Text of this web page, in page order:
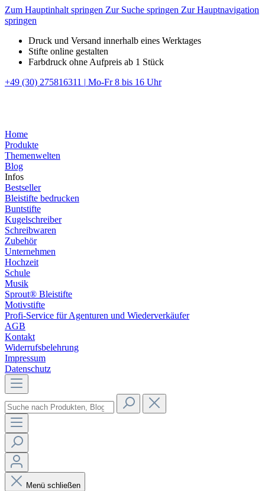
Zum Hauptinhalt springen Zur Suche springen Zur Hauptnavigation
springen
Druck und Versand innerhalb eines Werktages
Stifte online gestalten
Farbdruck ohne Aufpreis ab 1 Stück
+49 (30) 275816311 | Mo-Fr 8 bis 16 Uhr
Home
Produkte
Themenwelten
Blog
Infos
Bestseller
Bleistifte bedrucken
Buntstifte
Kugelschreiber
Schreibwaren
Zubehör
Unternehmen
Hochzeit
Schule
Musik
Sprout® Bleistifte
Motivstifte
Profi-Service für Agenturen und Wiederverkäufer
AGB
Kontakt
Widerrufsbelehrung
Impressum
Datenschutz
Menü schließen